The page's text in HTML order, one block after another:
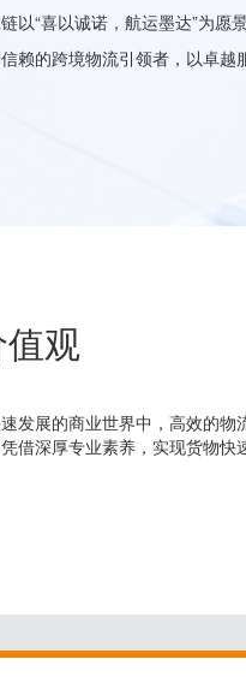
以“喜以诚诺，航运墨达”为愿
赖的跨境物流引领者，以卓
观
发展的商业世界中，高效的
借深厚专业素养，实现货物